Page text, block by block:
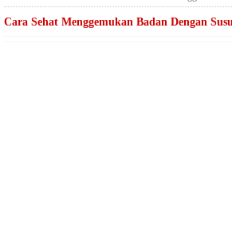
Cara Sehat Menggemukan Badan Dengan